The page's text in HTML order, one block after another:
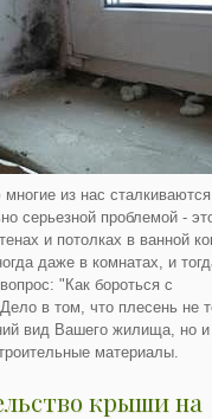
из нас
серьезной проблемой -
и потолках в ванной
даже в комнатах, и
"Как бороться с
в том, что плесень не
вид Вашего жилища, но и
материалы.
крыши на